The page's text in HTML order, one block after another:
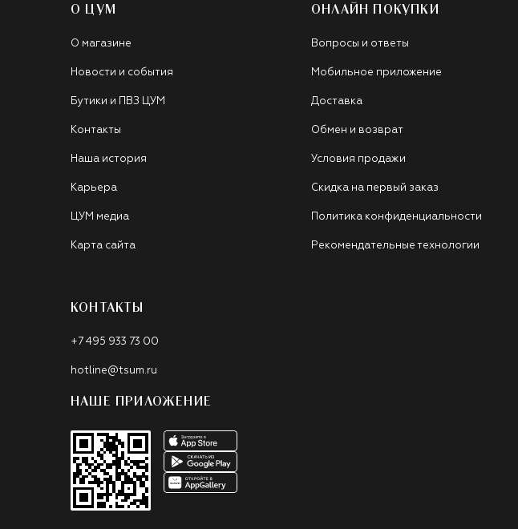
О ЦУМ
О магазине
Новости и события
Бутики и ПВЗ ЦУМ
Контакты
Наша история
Карьера
ЦУМ медиа
Карта сайта
ОНЛАЙН ПОКУПКИ
Вопросы и ответы
Мобильное приложение
Доставка
Обмен и возврат
Условия продажи
Скидка на первый заказ
Политика конфиденциальности
Рекомендательные технологии
КОНТАКТЫ
+7 495 933 73 00
hotline@tsum.ru
НАШЕ ПРИЛОЖЕНИЕ